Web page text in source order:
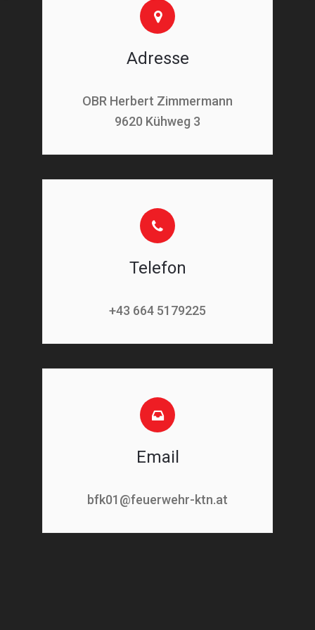
Adresse
OBR Herbert Zimmermann
9620 Kühweg 3
Telefon
+43 664 5179225
Email
bfk01@feuerwehr-ktn.at